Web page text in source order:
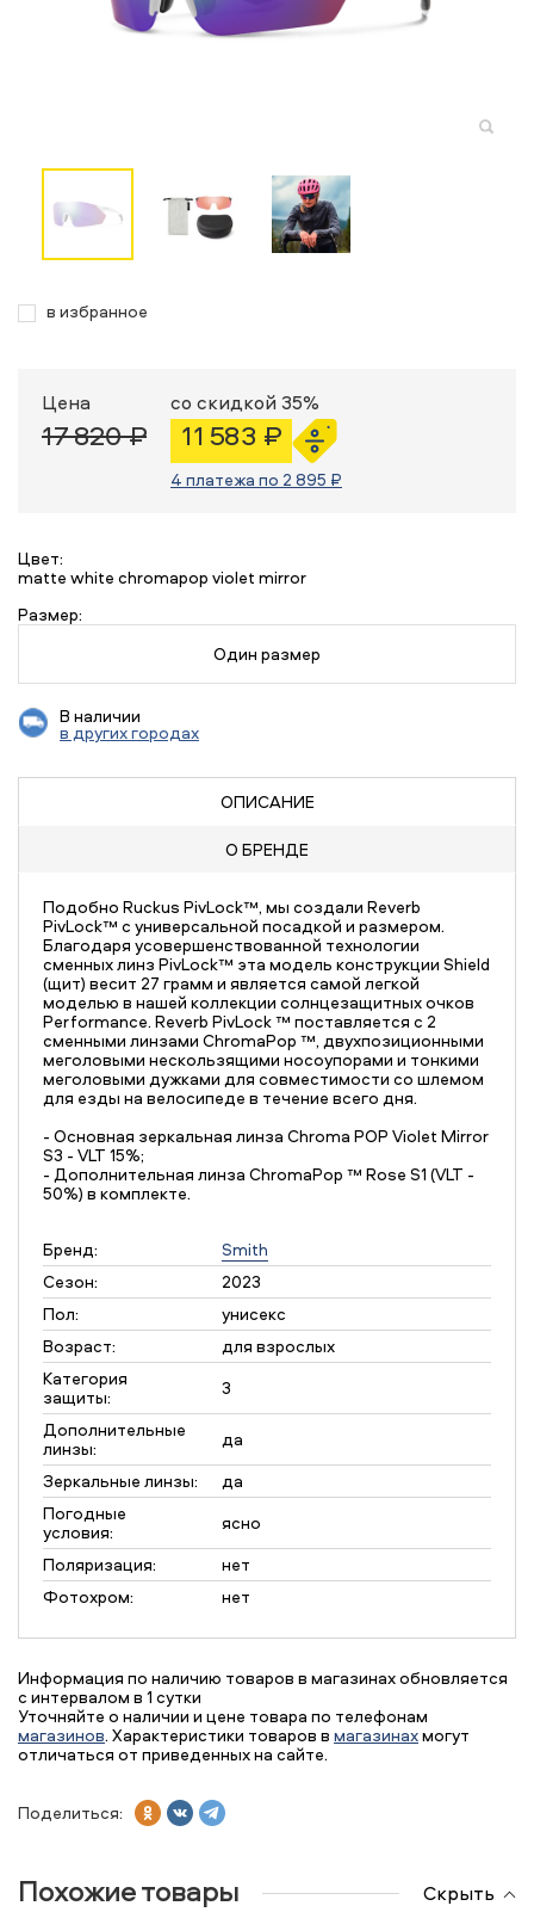
в избранное
Цена
17 820 ₽
со скидкой 35%
11 583 ₽
4 платежа по 2 895 ₽
Цвет:
matte white chromapop violet mirror
Размер:
Один размер
В наличии
в других городах
ОПИСАНИЕ
О БРЕНДЕ
Подобно Ruckus PivLock™, мы создали Reverb
PivLock™ с универсальной посадкой и размером.
Благодаря усовершенствованной технологии
сменных линз PivLock™ эта модель конструкции Shield
(щит) весит 27 грамм и является самой легкой
моделью в нашей коллекции солнцезащитных очков
Performance. Reverb PivLock ™ поставляется с 2
сменными линзами ChromaPop ™, двухпозиционными
меголовыми нескользящими носоупорами и тонкими
меголовыми дужками для совместимости со шлемом
для езды на велосипеде в течение всего дня.
- Основная зеркальная линза Chroma POP Violet Mirror
S3 - VLT 15%;
- Дополнительная линза ChromaPop ™ Rose S1 (VLT -
50%) в комплекте.
Бренд:
Smith
Сезон:
2023
Пол:
унисекс
Возраст:
для взрослых
Категория
защиты:
3
Дополнительные
линзы:
да
Зеркальные линзы:
да
Погодные
условия:
ясно
Поляризация:
нет
Фотохром:
нет
Информация по наличию товаров в магазинах обновляется
с интервалом в 1 сутки
Уточняйте о наличии и цене товара по телефонам
магазинов. Характеристики товаров в магазинахмогут
отличаться от приведенных на сайте.
Поделиться:
Похожие товары Скрыть